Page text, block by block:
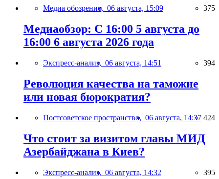
Медиа обозрение, 06 августа, 15:09 375
Медиаобзор: С 16:00 5 августа до
16:00 6 августа 2026 года
Экспресс-анализ, 06 августа, 14:51 394
Революция качества на таможне
или новая бюрократия?
Постсоветское пространство, 06 августа, 14:37 424
Что стоит за визитом главы МИД
Азербайджана в Киев?
Экспресс-анализ, 06 августа, 14:32 395